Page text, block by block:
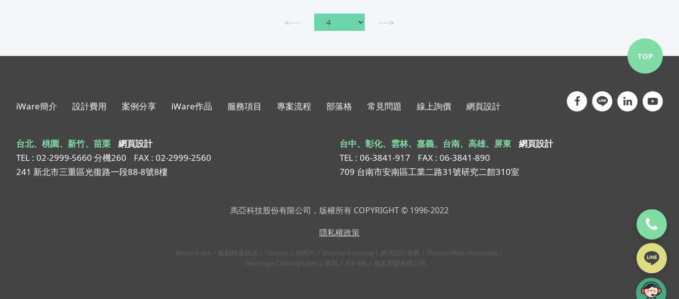
iWare簡介 設計費用 案例分享 iWare作品 服務項目 專案流程 部落格 常見問題 線上詢價 網頁設計
台北、桃園、新竹、苗栗
網頁設計
TEL : 02-2999-5660 分機260
FAX : 02-2999-2560
241 新北市三重區光復路一段88-8號8樓
台中、彰化、雲林、嘉義、台南、高雄、屏東
網頁設計
TEL : 06-3841-917
FAX : 06-3841-890
709 台南市安南區工業二路31號研究二館310室
馬亞科技股份有限公司，版權所有 COPYRIGHT © 1996-2022
隱私權政策
fotovoltaice 氣動快速接頭 Custom 散熱片 structura montaj 網頁設計攻略
Photovoltaic mounting
Beverage Canning Lines
烘箱 ICP-MS 福美塑膠有限公司
TOP